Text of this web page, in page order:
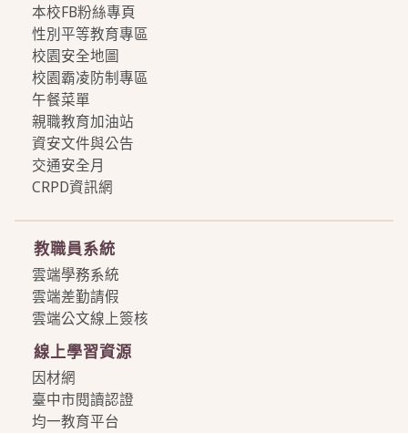
本校FB粉絲專頁
性別平等教育專區
校園安全地圖
校園霸凌防制專區
午餐菜單
親職教育加油站
資安文件與公告
交通安全月
CRPD資訊網
教職員系統
雲端學務系統
雲端差勤請假
雲端公文線上簽核
線上學習資源
因材網
臺中市閱讀認證
均一教育平台